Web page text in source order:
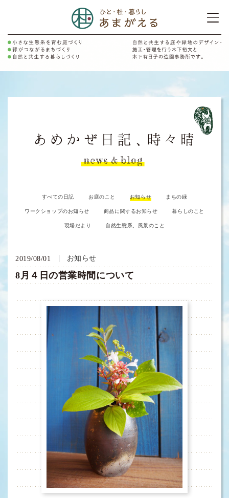
すべての日記 お庭のこと お知らせ まちの緑
ワークショップのお知らせ 商品に関するお知らせ 暮らしのこと
現場だより 自然生態系、風景のこと
2019/08/01 お知らせ
8月４日の営業時間について